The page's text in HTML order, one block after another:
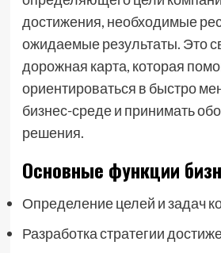
достижения, необходимые
ожидаемые результаты. Это
дорожная карта, которая
ориентироваться в быстро
бизнес-среде и принимать
решения.
Основные функции
Определение целей и задач
Разработка стратегии